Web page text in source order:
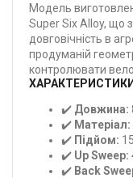
Модель
Super Six Alloy, що
довговічність в
продуманій
контролювати
✔️ Довжина:
✔️ Матеріал:
✔️ Підйом:
✔️ Up Sweep:
✔️ Back